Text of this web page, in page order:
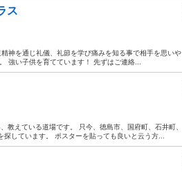
ス
神を通じ礼儀、礼節を学び痛みを知る事で相手を思いや
強い子供を育てています！ 先ずはご連絡...
えている道場です。 只今、徳島市、国府町、石井町、
しています。 ポスターを貼っても良いと云う方...